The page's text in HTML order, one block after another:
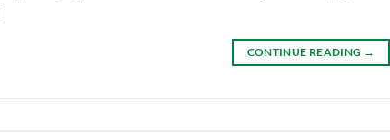
CONTINUE READING →